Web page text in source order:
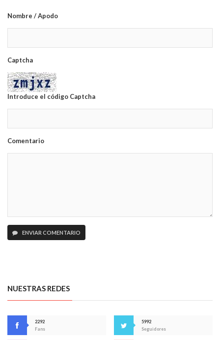
Nombre / Apodo
Captcha
Introduce el código Captcha
Comentario
ENVIAR COMENTARIO
NUESTRAS REDES
2292
Fans
5992
Seguidores